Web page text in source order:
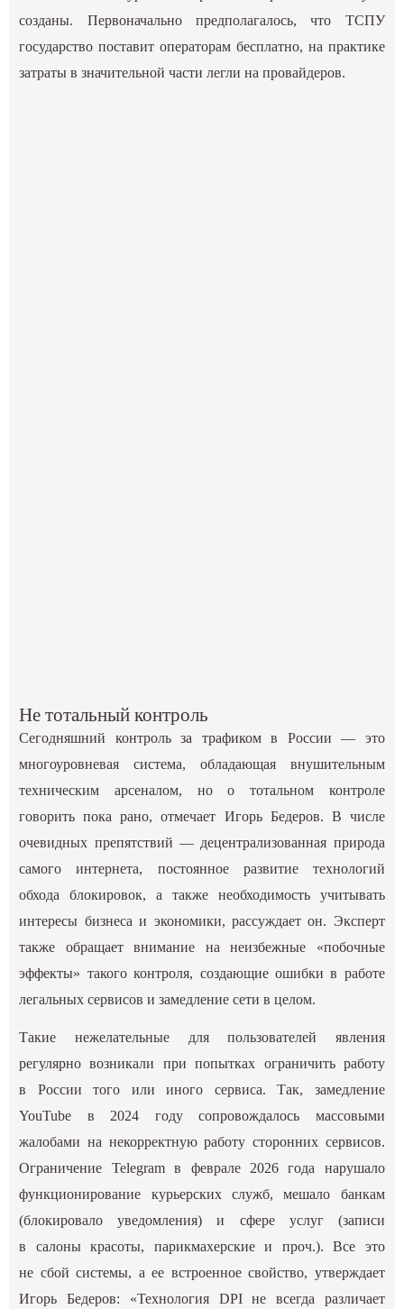
созданы. Первоначально предполагалось, что ТСПУ
государство поставит операторам бесплатно, на практике
затраты в значительной части легли на провайдеров.
Не тотальный контроль
Сегодняшний контроль за трафиком в России — это
многоуровневая система, обладающая внушительным
техническим арсеналом, но о тотальном контроле
говорить пока рано, отмечает Игорь Бедеров. В числе
очевидных препятствий — децентрализованная природа
самого интернета, постоянное развитие технологий
обхода блокировок, а также необходимость учитывать
интересы бизнеса и экономики, рассуждает он. Эксперт
также обращает внимание на неизбежные «побочные
эффекты» такого контроля, создающие ошибки в работе
легальных сервисов и замедление сети в целом.
Такие нежелательные для пользователей явления
регулярно возникали при попытках ограничить работу
в России того или иного сервиса. Так, замедление
YouTube в 2024 году сопровождалось массовыми
жалобами на некорректную работу сторонних сервисов.
Ограничение Telegram в феврале 2026 года нарушало
функционирование курьерских служб, мешало банкам
(блокировало уведомления) и сфере услуг (записи
в салоны красоты, парикмахерские и проч.). Все это
не сбой системы, а ее встроенное свойство, утверждает
Игорь Бедеров: «Технология DPI не всегда различает